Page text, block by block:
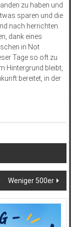
zu haben und
sparen und die
nach herrichten.
dank eines
in Not
Tage so oft zu
Hintergrund bleibt,
bereitet, in der
Weniger 500er